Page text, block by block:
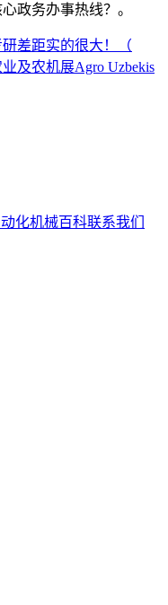
政务办事热线？。
差距实的很大！（
及农机展Agro Uzbekis
化机械百科联系我们